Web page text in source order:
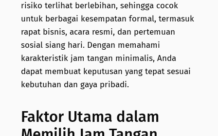
risiko terlihat berlebihan, sehingga cocok
untuk berbagai kesempatan formal, termasuk
rapat bisnis, acara resmi, dan pertemuan
sosial siang hari. Dengan memahami
karakteristik jam tangan minimalis, Anda
dapat membuat keputusan yang tepat sesuai
kebutuhan dan gaya pribadi.
Faktor Utama dalam